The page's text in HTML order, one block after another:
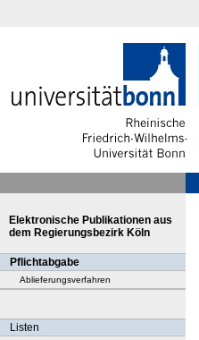
Elektronische Publikationen aus
dem Regierungsbezirk Köln
Pflichtabgabe
Ablieferungsverfahren
Listen